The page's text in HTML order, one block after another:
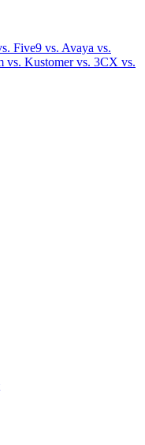
Five9 vs. Avaya vs.
vs. Kustomervs. 3CX vs.